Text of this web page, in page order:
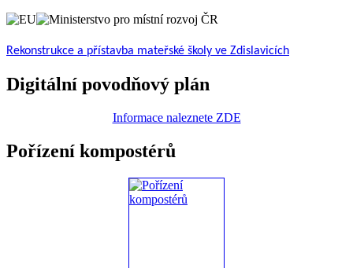
Rekonstrukce a přístavba mateřské školy ve Zdislavicích
Digitální povodňový plán
Informace naleznete ZDE
Pořízení kompostérů